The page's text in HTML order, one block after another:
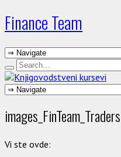
Finance Team
Vi ste ovde: